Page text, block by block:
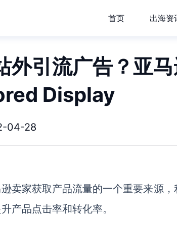
首页 出海资
外引流广告？亚
Display
04-28
卖家获取产品流量的一个重要来源
产品点击率和转化率。